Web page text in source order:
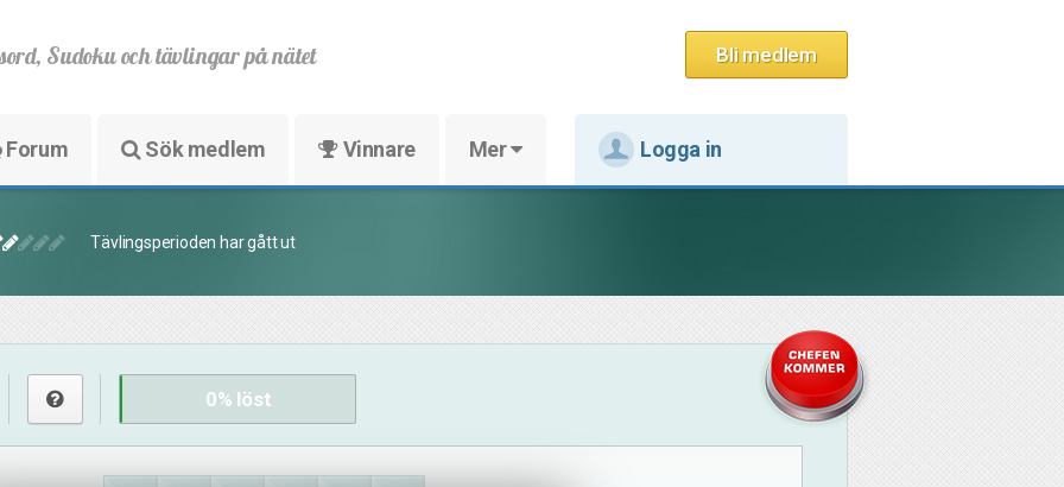
Bli medlem
Sudoku och tävlingar på nätet
Forum Sök medlem Vinnare Mer Logga in
Tävlingsperioden har gått ut
0% löst